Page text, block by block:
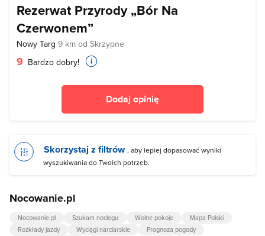
Rezerwat Przyrody „Bór Na
Czerwonem”
Nowy Targ 9 km od Skrzypne
9 Bardzo dobry!
Dodaj opinię
Skorzystaj z filtrów , aby lepiej dopasować wyniki
wyszukiwania do Twoich potrzeb.
Nocowanie.pl
Nocowanie.pl Szukam noclegu Wolne pokoje
Mapa Polski
Rozkłady jazdy
Wyciągi narciarskie
Prognoza pogody